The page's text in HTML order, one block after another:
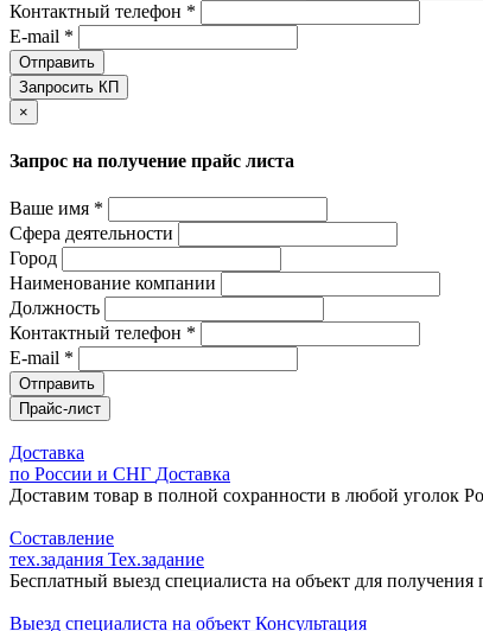
Контактный телефон *
E-mail *
Отправить
Запросить КП
×
Запрос на получение прайс листа
Ваше имя *
Сфера деятельности
Город
Наименование компании
Должность
Контактный телефон *
E-mail *
Отправить
Прайс-лист
Доставка
по России и СНГ Доставка
Доставим товар в полной сохранности в любой уголок
Составление
тех.задания Тех.задание
Бесплатный выезд специалиста на объект для
Выезд специалиста на объект Консультация